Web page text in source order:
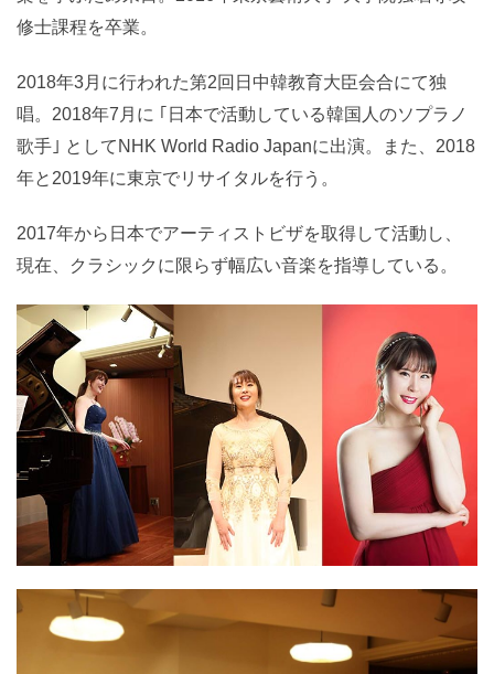
音楽を学ぶため来日。2016年東京藝術大学 大学院独唱
専攻修士課程を卒業。
2018年3月に行われた第2回日中韓教育大臣会合にて独
唱。2018年7月に ｢日本で活動している韓国人のソプラ
ノ歌手｣ としてNHK World Radio Japanに出演。また、
2018年と2019年に東京でリサイタルを行う。
2017年から日本でアーティストビザを取得して活動
し、現在、クラシックに限らず幅広い音楽を指導してい
る。